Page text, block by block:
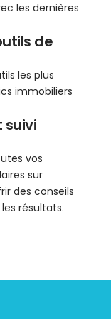
les dernières
de
les plus
immobiliers
suivi
vos
sur
des conseils
résultats.